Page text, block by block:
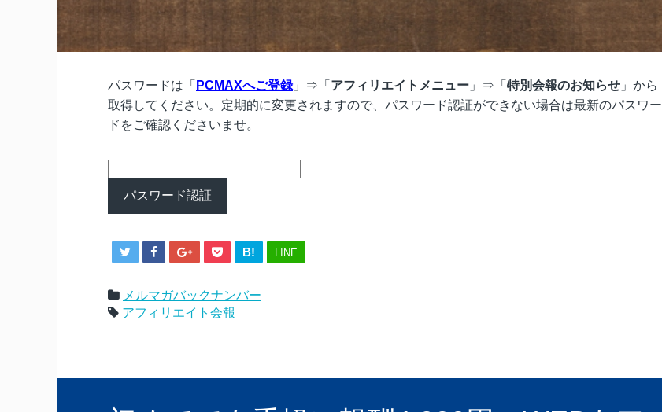
パスワードは「 PCMAXへご登録」⇒「 アフィリエイトメニュー 」⇒「 特別会報のお知らせ 」から
取得してください。定期的に変更されますので、パスワード認証ができない場合は最新のパスワー
ドをご確認くださいませ。
B! LINE
メルマガバックナンバー
アフィリエイト会報